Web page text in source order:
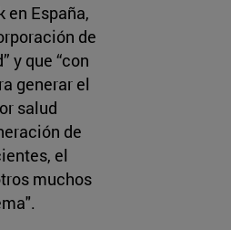
en España,
de
y que “con
generar el
salud
de
el
muchos